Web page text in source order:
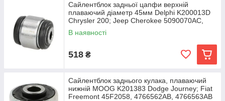
Сайлентблок задньої цапфи верхній
плаваючий діаметр 45мм Delphi K200013D
Chrysler 200; Jeep Cherokee 5090070AC,
5090071AC,
В наявності
518 ₴
Сайлентблок заднього кулака, плаваючий
нижній MOOG K201383 Dodge Journey; Fiat
Freemont 45F2058, 4766562AB, 4766563AB